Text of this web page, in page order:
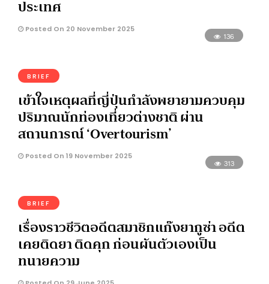
ประเทศ
Posted On 20 November 2025
136
BRIEF
เข้าใจเหตุผลที่ญี่ปุ่นกำลังพยายามควบคุม
ปริมาณนักท่องเที่ยวต่างชาติ ผ่าน
สถานการณ์ ‘Overtourism’
Posted On 19 November 2025
313
BRIEF
เรื่องราวชีวิตอดีตสมาชิกแก๊งยากูซ่า อดีต
เคยติดยา ติดคุก ก่อนผันตัวเองเป็น
ทนายความ